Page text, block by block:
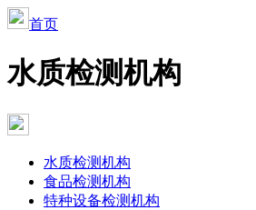
首页
水质检测机构
水质检测机构
食品检测机构
特种设备检测机构